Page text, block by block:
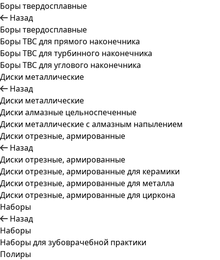
Боры твердосплавные
Назад
Боры твердосплавные
Боры ТВС для прямого наконечника
Боры ТВС для турбинного наконечника
Боры ТВС для углового наконечника
Диски металлические
Назад
Диски металлические
Диски алмазные цельноспеченные
Диски металлические с алмазным напылением
Диски отрезные, армированные
Назад
Диски отрезные, армированные
Диски отрезные, армированные для керамики
Диски отрезные, армированные для металла
Диски отрезные, армированные для циркона
Наборы
Назад
Наборы
Наборы для зубоврачебной практики
Полиры